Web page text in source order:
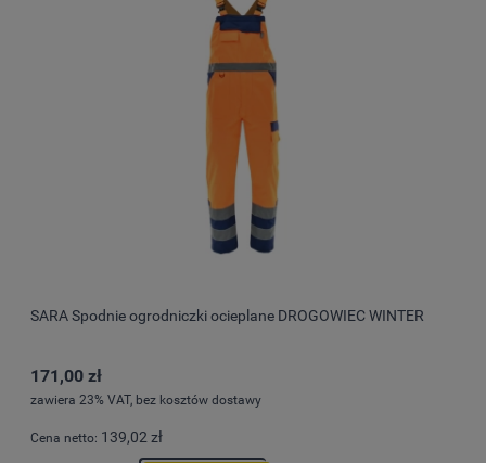
SARA Spodnie ogrodniczki ocieplane DROGOWIEC WINTER
171,00 zł
zawiera 23% VAT, bez kosztów dostawy
Cena netto: 139,02 zł